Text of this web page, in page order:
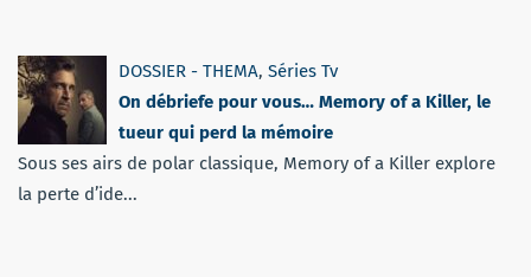
DOSSIER - THEMA, Séries Tv
On débriefe pour vous… Memory of a Killer, le
tueur qui perd la mémoire
Sous ses airs de polar classique, Memory of a Killer explore
la perte d’ide...